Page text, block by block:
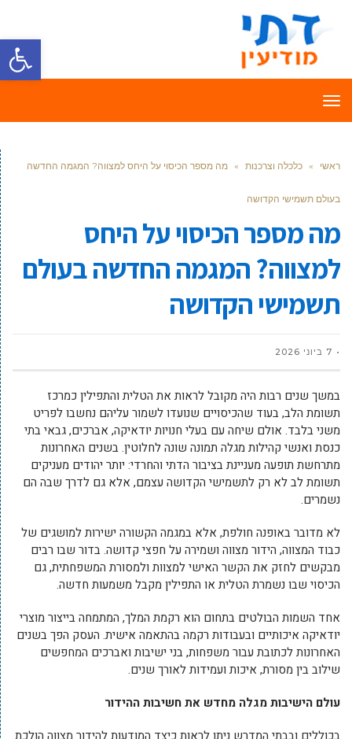
פתח
תפריט
ראשי » כלכלה וצרכנות » מה מספר הכיסוי על היחס למצווה? המגמה החדשה
בעולם תשמישי הקדושה
מה מספר הכיסוי על היחס
למצווה? המגמה החדשה בעולם
תשמישי הקדושה
7 ביוני 2026
במשך שנים רבות היה מקובל לראות את הטלית והתפילין כמרכז
תשומת הלב, בעוד שהכיסויים שנועדו לשמור עליהם נחשבו לפריט
משני בלבד. אולם שיחה עם בעלי חנויות יודאיקה, אברכים, גבאי בתי
כנסת ואנשי קהילות מגלה תמונה שונה לחלוטין. בשנים האחרונות
מתרחשת תופעה מעניינת בציבור הדתי והחרדי: יותר יהודים מעניקים
תשומת לב לא רק לתשמישי הקדושה עצמם, אלא גם לדרך שבה הם
נשמרים.
לא מדובר באופנה חולפת, אלא במגמה הקשורה ישירות למושגים של
כבוד המצווה, הידור מצווה ושמירה על חפצי קדושה. בדור שבו רבים
מבקשים לחזק את הקשר האישי למצוות ולמסורת המשפחתית, גם
הכיסוי שבו נשמרת הטלית או התפילין מקבל משמעות חדשה.
אחד השמות הבולטים בתחום הוא רקמת המלך, המתמחה בייצור מוצרי
יודאיקה איכותיים ובעבודות רקמה בהתאמה אישית. העסק הפך בשנים
האחרונות לכתובת עבור משפחות, בני ישיבות ואברכים המחפשים
שילוב בין מסורת, איכות ועמידות לאורך שנים.
עולם הישיבות מגלה מחדש את חשיבות ההידור